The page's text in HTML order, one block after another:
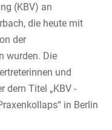
(KBV) an
die heute mit
der
wurden. Die
und
dem Titel „KBV -
in Berlin